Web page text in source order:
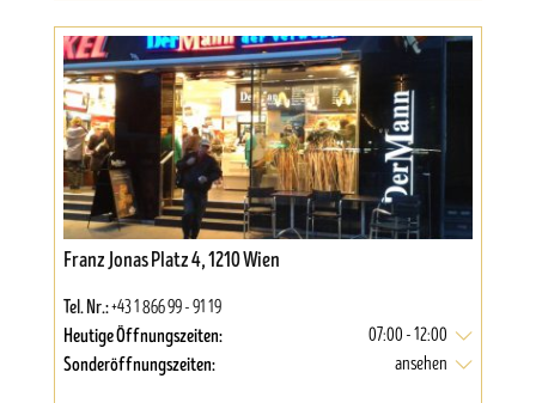
Franz Jonas Platz 4, 1210 Wien
Tel. Nr.:+43 1 866 99 - 91 19
Heutige Öffnungszeiten: 07:00 - 12:00
Sonderöffnungszeiten: ansehen